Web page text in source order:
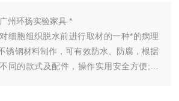
州环扬实验家具 *
细胞组织脱水前进行取材的一种*的病理
锈钢材料制作，可有效防水、防腐，根据
同的款式及配件，操作实用安全方便;合